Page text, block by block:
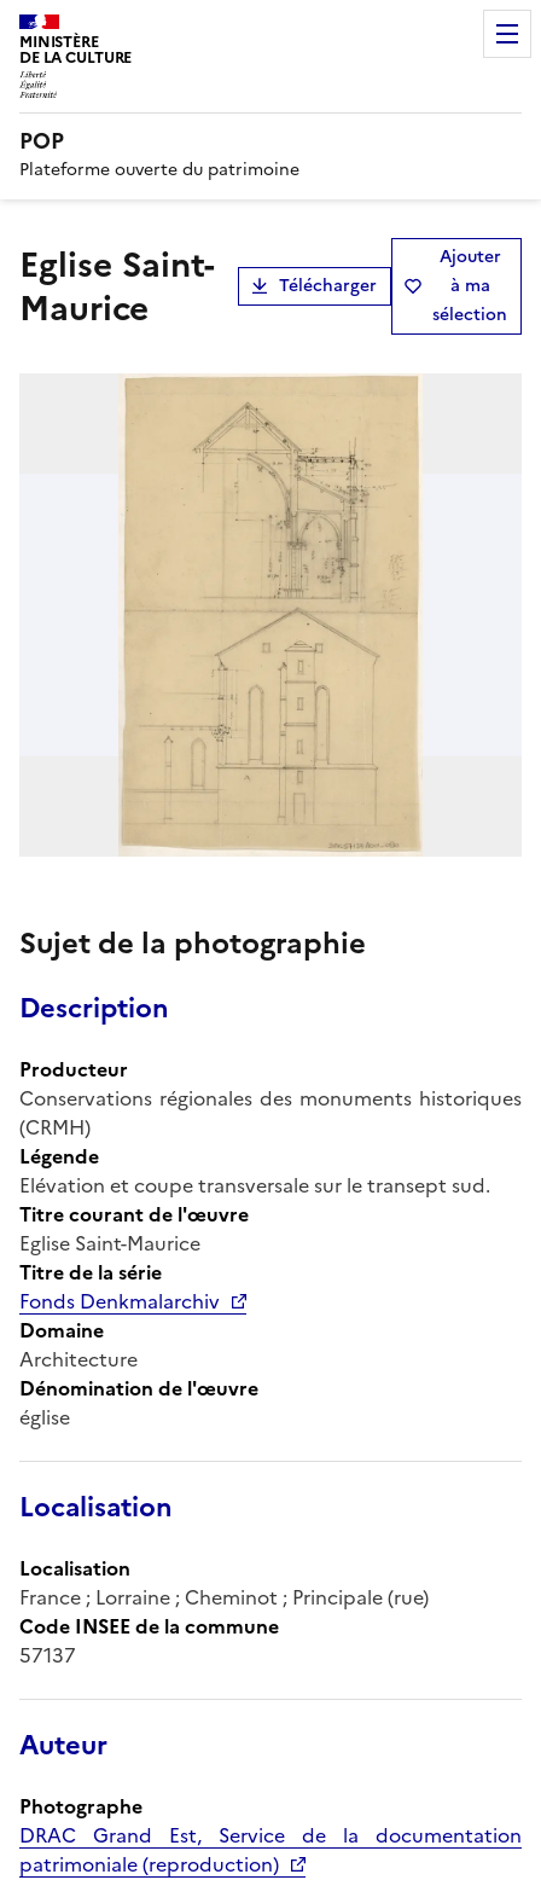
MINISTÈRE
DE LA CULTURE
POP
Plateforme ouverte du patrimoine
Eglise Saint-
Maurice
Télécharger
Ajouter
à ma
sélection
Sujet de la photographie
Description
Producteur
Conservations régionales des monuments historiques
(CRMH)
Légende
Elévation et coupe transversale sur le transept sud.
Titre courant de l'œuvre
Eglise Saint-Maurice
Titre de la série
Fonds Denkmalarchiv
Domaine
Architecture
Dénomination de l'œuvre
église
Localisation
Localisation
France ; Lorraine ; Cheminot ; Principale (rue)
Code INSEE de la commune
57137
Auteur
Photographe
DRAC Grand Est, Service de la documentation
patrimoniale (reproduction)